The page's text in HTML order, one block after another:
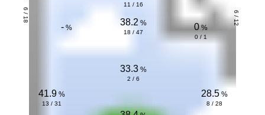
6 / 18 6 / 12
41.9%
13 / 31
28.5%
8 / 28
-% 0%
0 / 1
33.3%
2 / 6
38.2 %
18 / 47
11 / 16